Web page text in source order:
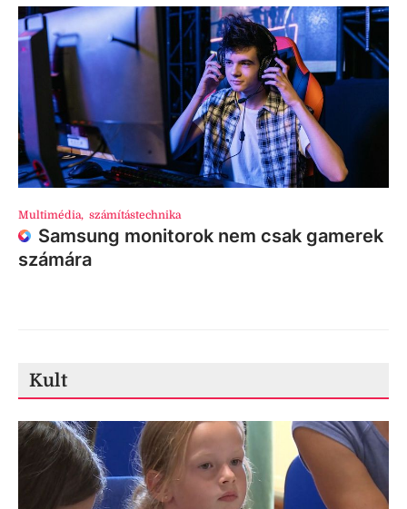
Multimédia, számítástechnika
Samsung monitorok nem csak gamerek
számára
Kult